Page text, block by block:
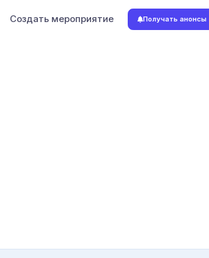
Создать мероприятие Получать анонсы